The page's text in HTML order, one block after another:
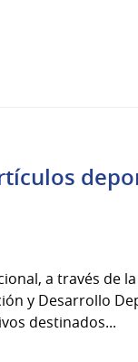
a través de
y Desarrollo
destinados...